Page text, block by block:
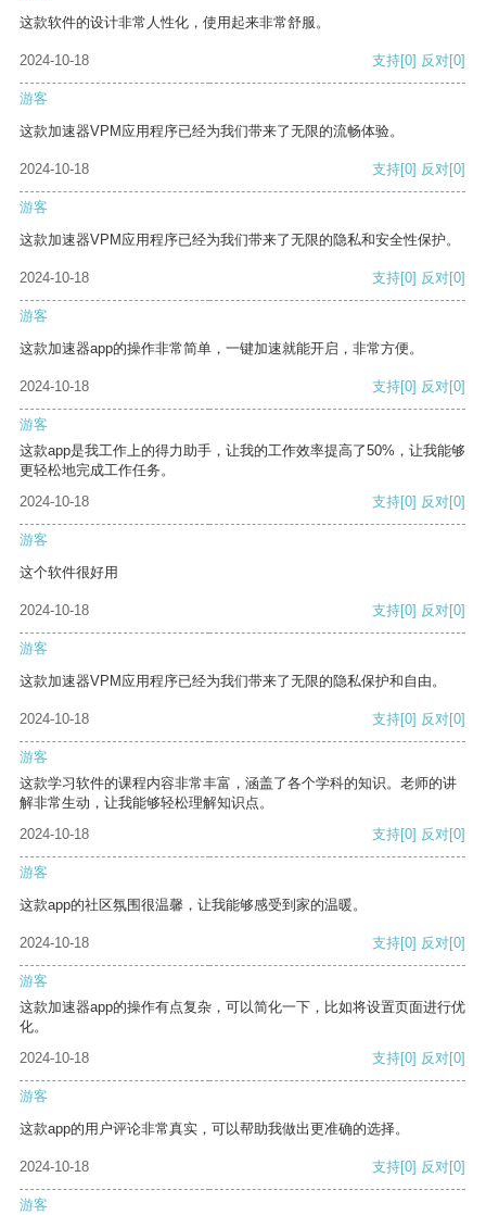
这款软件的设计非常人性化，使用起来非常舒服。
2024-10-18 支持[0] 反对[0]
游客
这款加速器VPM应用程序已经为我们带来了无限的流畅体验。
2024-10-18 支持[0] 反对[0]
游客
这款加速器VPM应用程序已经为我们带来了无限的隐私和安全性保护。
2024-10-18 支持[0] 反对[0]
游客
这款加速器app的操作非常简单，一键加速就能开启，非常方便。
2024-10-18 支持[0] 反对[0]
游客
这款app是我工作上的得力助手，让我的工作效率提高了50%，让我能够
更轻松地完成工作任务。
2024-10-18
支持[0] 反对[0]
游客
这个软件很好用
2024-10-18 支持[0] 反对[0]
游客
这款加速器VPM应用程序已经为我们带来了无限的隐私保护和自由。
2024-10-18 支持[0] 反对[0]
游客
这款学习软件的课程内容非常丰富，涵盖了各个学科的知识。老师的讲
解非常生动，让我能够轻松理解知识点。
2024-10-18
支持[0] 反对[0]
游客
这款app的社区氛围很温馨，让我能够感受到家的温暖。
2024-10-18 支持[0] 反对[0]
游客
这款加速器app的操作有点复杂，可以简化一下，比如将设置页面进行优
化。
2024-10-18
支持[0] 反对[0]
游客
这款app的用户评论非常真实，可以帮助我做出更准确的选择。
2024-10-18 支持[0] 反对[0]
游客